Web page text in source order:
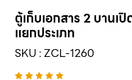
ตู้เก็บเอกสาร 2 บานเ
แยกประเภท
SKU : ZCL-1260